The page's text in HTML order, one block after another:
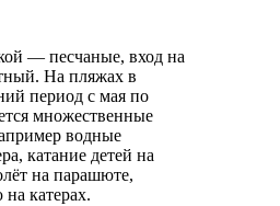
— песчаные, вход на
На пляжах в
период с мая по
множественные
водные
катание детей на
на парашюте,
катерах.